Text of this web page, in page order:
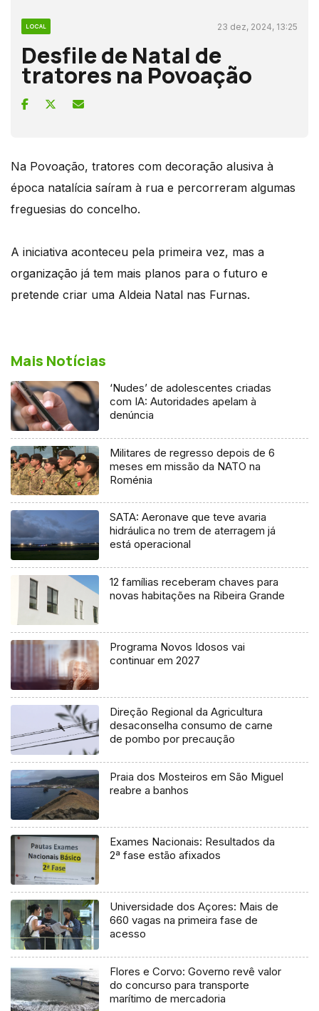
LOCAL 23 dez, 2024, 13:25
Desfile de Natal de
tratores na Povoação
Na Povoação, tratores com decoração alusiva à
época natalícia saíram à rua e percorreram algumas
freguesias do concelho.
A iniciativa aconteceu pela primeira vez, mas a
organização já tem mais planos para o futuro e
pretende criar uma Aldeia Natal nas Furnas.
Mais Notícias
‘Nudes’ de adolescentes criadas
com IA: Autoridades apelam à
denúncia
Militares de regresso depois de 6
meses em missão da NATO na
Roménia
SATA: Aeronave que teve avaria
hidráulica no trem de aterragem já
está operacional
12 famílias receberam chaves para
novas habitações na Ribeira Grande
Programa Novos Idosos vai
continuar em 2027
Direção Regional da Agricultura
desaconselha consumo de carne
de pombo por precaução
Praia dos Mosteiros em São Miguel
reabre a banhos
Exames Nacionais: Resultados da
2ª fase estão afixados
Universidade dos Açores: Mais de
660 vagas na primeira fase de
acesso
Flores e Corvo: Governo revê valor
do concurso para transporte
marítimo de mercadoria